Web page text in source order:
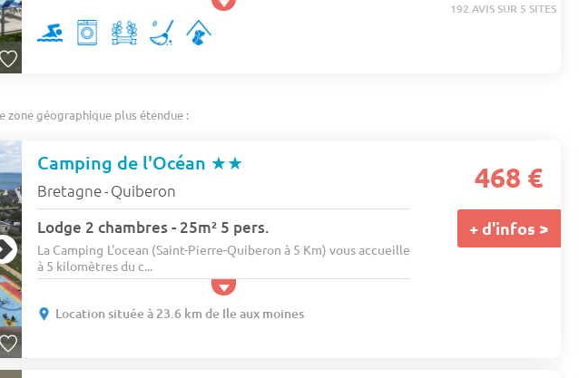
192 AVIS SUR 5 SITES
zone géographique plus étendue :
Camping de l'Océan ★★
Bretagne- Quiberon
Lodge 2 chambres - 25m² 5 pers.
La Camping L'ocean (Saint-Pierre-Quiberon à 5 Km) vous accueille
à 5 kilomètres du c...
Location située à 23.6 km de Ile aux moines
468 €
+ d'infos >